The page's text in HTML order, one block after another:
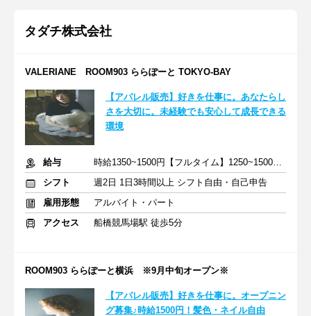
タダチ株式会社
VALERIANE ROOM903 ららぽーと TOKYO-BAY
【アパレル販売】好きを仕事に。あなたらし
さを大切に。未経験でも安心して成長できる
環境
給与
時給1350~1500円【フルタイム】1250~1500円【学生・パート】
シフト
週2日 1日3時間以上 シフト自由・自己申告
雇用形態
アルバイト・パート
アクセス
船橋競馬場駅 徒歩5分
ROOM903 ららぽーと横浜 ※9月中旬オープン※
【アパレル販売】好きを仕事に。オープニン
グ募集♪時給1500円！髪色・ネイル自由